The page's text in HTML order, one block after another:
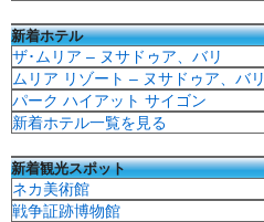
新着ホテル
ザ･ムリア – ヌサドゥア、バリ
ムリア リゾート – ヌサドゥア、バリ
パーク ハイアット サイゴン
新着ホテル一覧を見る
新着観光スポット
ネカ美術館
戦争証跡博物館